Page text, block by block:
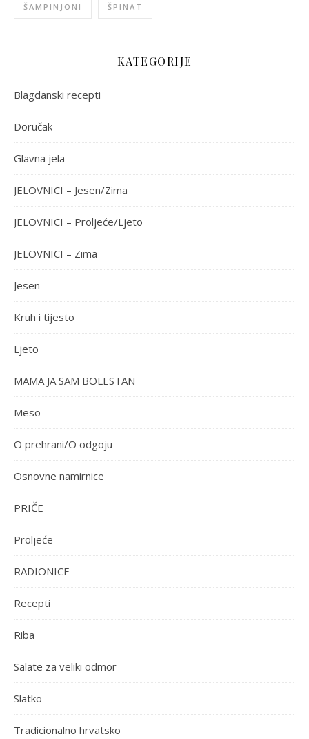
ŠAMPINJONI ŠPINAT
KATEGORIJE
Blagdanski recepti
Doručak
Glavna jela
JELOVNICI – Jesen/Zima
JELOVNICI – Proljeće/Ljeto
JELOVNICI – Zima
Jesen
Kruh i tijesto
Ljeto
MAMA JA SAM BOLESTAN
Meso
O prehrani/O odgoju
Osnovne namirnice
PRIČE
Proljeće
RADIONICE
Recepti
Riba
Salate za veliki odmor
Slatko
Tradicionalno hrvatsko